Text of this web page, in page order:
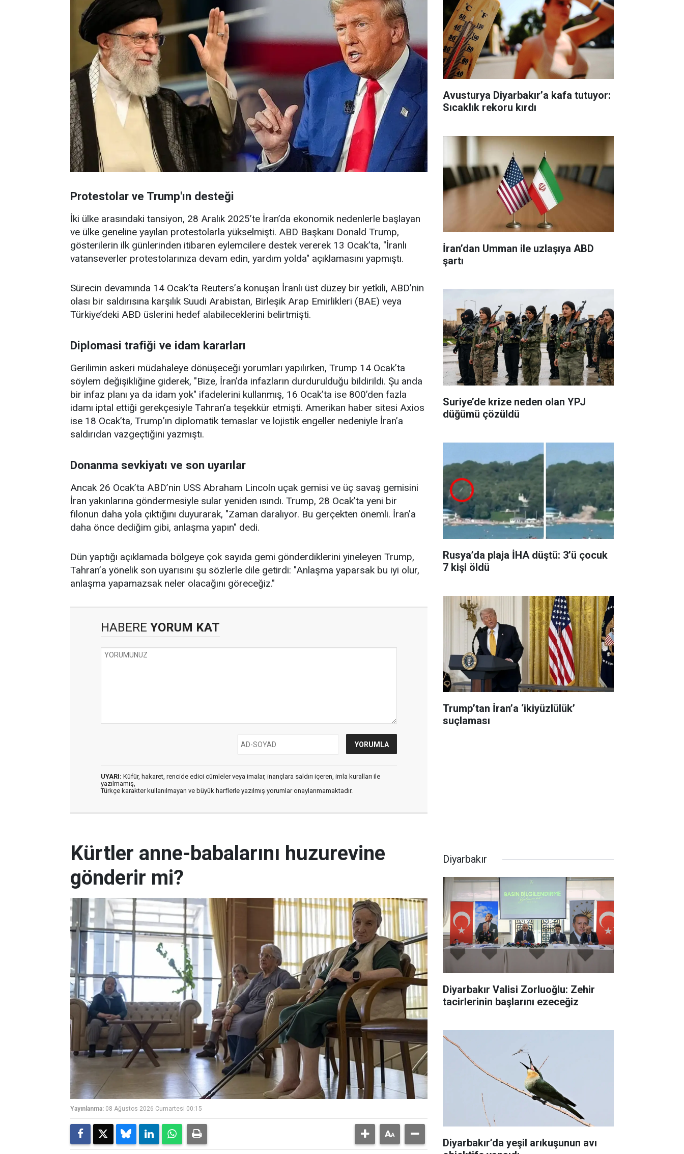
Protestolar ve Trump'ın desteği
İki ülke arasındaki tansiyon, 28 Aralık 2025’te İran’da ekonomik nedenlerle başlayan
ve ülke geneline yayılan protestolarla yükselmişti. ABD Başkanı Donald Trump,
gösterilerin ilk günlerinden itibaren eylemcilere destek vererek 13 Ocak’ta, "İranlı
vatanseverler protestolarınıza devam edin, yardım yolda" açıklamasını yapmıştı.
Sürecin devamında 14 Ocak’ta Reuters’a konuşan İranlı üst düzey bir yetkili, ABD’nin
olası bir saldırısına karşılık Suudi Arabistan, Birleşik Arap Emirlikleri (BAE) veya
Türkiye’deki ABD üslerini hedef alabileceklerini belirtmişti.
Diplomasi trafiği ve idam kararları
Gerilimin askeri müdahaleye dönüşeceği yorumları yapılırken, Trump 14 Ocak’ta
söylem değişikliğine giderek, "Bize, İran’da infazların durdurulduğu bildirildi. Şu anda
bir infaz planı ya da idam yok" ifadelerini kullanmış, 16 Ocak’ta ise 800’den fazla
idamı iptal ettiği gerekçesiyle Tahran’a teşekkür etmişti. Amerikan haber sitesi Axios
ise 18 Ocak’ta, Trump’ın diplomatik temaslar ve lojistik engeller nedeniyle İran’a
saldırıdan vazgeçtiğini yazmıştı.
Donanma sevkiyatı ve son uyarılar
Ancak 26 Ocak’ta ABD’nin USS Abraham Lincoln uçak gemisi ve üç savaş gemisini
İran yakınlarına göndermesiyle sular yeniden ısındı. Trump, 28 Ocak’ta yeni bir
filonun daha yola çıktığını duyurarak, "Zaman daralıyor. Bu gerçekten önemli. İran’a
daha önce dediğim gibi, anlaşma yapın" dedi.
Dün yaptığı açıklamada bölgeye çok sayıda gemi gönderdiklerini yineleyen Trump,
Tahran’a yönelik son uyarısını şu sözlerle dile getirdi: "Anlaşma yaparsak bu iyi olur,
anlaşma yapamazsak neler olacağını göreceğiz."
HABERE YORUM KAT
UYARI: Küfür, hakaret, rencide edici cümleler veya imalar, inançlara saldırı içeren, imla kuralları ile
yazılmamış,
Türkçe karakter kullanılmayan ve büyük harflerle yazılmış yorumlar onaylanmamaktadır.
Avusturya Diyarbakır’a kafa tutuyor:
Sıcaklık rekoru kırdı
İran’dan Umman ile uzlaşıya ABD
şartı
Suriye’de krize neden olan YPJ
düğümü çözüldü
Rusya’da plaja İHA düştü: 3’ü çocuk
7 kişi öldü
Trump’tan İran’a ‘ikiyüzlülük’
suçlaması
Kürtler anne-babalarını huzurevine
gönderir mi?
Yayınlanma: 08 Ağustos 2026 Cumartesi 00:15
Diyarbakır
Diyarbakır Valisi Zorluoğlu: Zehir
tacirlerinin başlarını ezeceğiz
Diyarbakır’da yeşil arıkuşunun avı